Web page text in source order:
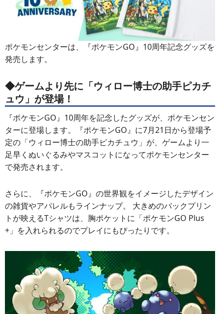
ポケモンセンターは、『ポケモンGO』10周年記念グッズを
発売します。
◆ゲームより先に「ウィロー博士の助手ピカチ
ュウ」が登場！
『ポケモンGO』10周年を記念したグッズが、ポケモンセン
ターに登場します。『ポケモンGO』に7月21日から登場予
定の「ウィロー博士の助手ピカチュウ」が、ゲームより一
足早くぬいぐるみやマスコットになってポケモンセンター
で発売されます。
さらに、『ポケモンGO』の世界観をイメージしたデザイン
の雑貨やアパレルもラインナップ。 大きめのバックプリン
トが映えるTシャツは、胸ポケットに「ポケモンGO Plus
+」を入れられるのでプレイにもぴったりです。